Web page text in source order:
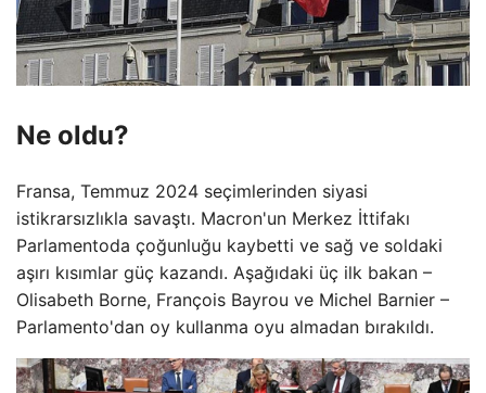
Ne oldu?
Fransa, Temmuz 2024 seçimlerinden siyasi
istikrarsızlıkla savaştı. Macron'un Merkez İttifakı
Parlamentoda çoğunluğu kaybetti ve sağ ve soldaki
aşırı kısımlar güç kazandı. Aşağıdaki üç ilk bakan –
Olisabeth Borne, François Bayrou ve Michel Barnier –
Parlamento'dan oy kullanma oyu almadan bırakıldı.